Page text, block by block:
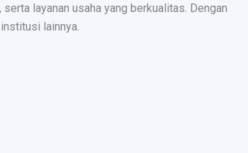
layanan usaha yang berkualitas. Dengan
lainnya.